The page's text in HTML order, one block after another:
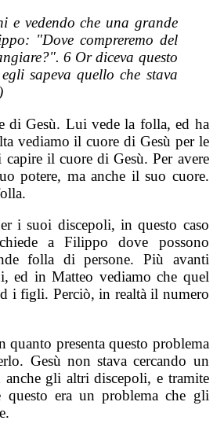
e vedendo che una grande
"Dove compreremo del
6 Or diceva questo
sapeva quello che stava
di Gesù. Lui vede la folla, ed ha
vediamo il cuore di Gesù per le
il cuore di Gesù. Per avere
potere, ma anche il suo cuore.
i suoi discepoli, in questo caso
a Filippo dove possono
folla di persone. Più avanti
ed in Matteo vediamo che quel
i figli. Perciò, in realtà il numero
presenta questo problema
Gesù non stava cercando un
gli altri discepoli, e tramite
questo era un problema che gli